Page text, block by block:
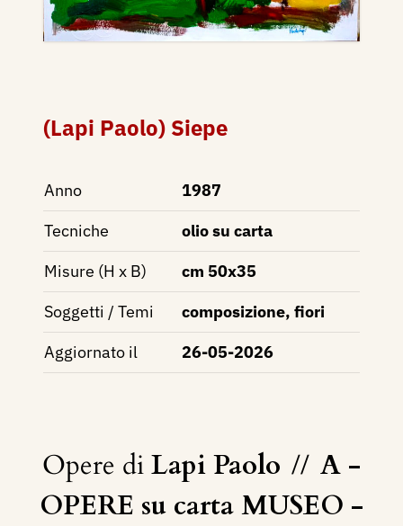
(Lapi Paolo) Siepe
Anno
1987
Tecniche
olio su carta
Misure (H x B)
cm 50x35
Soggetti / Temi
composizione, fiori
Aggiornato il
26-05-2026
Opere diLapi Paolo // A -
OPERE su carta MUSEO -